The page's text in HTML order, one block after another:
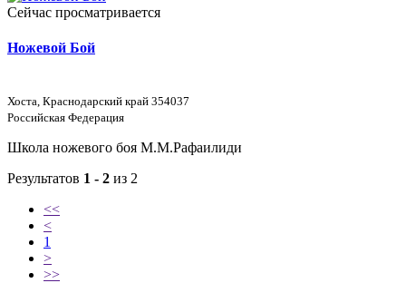
Сейчас просматривается
Ножевой Бой
Хоста, Краснодарский край 354037
Российская Федерация
Школа ножевого боя М.М.Рафаилиди
Результатов 1 - 2 из 2
<<
<
1
>
>>